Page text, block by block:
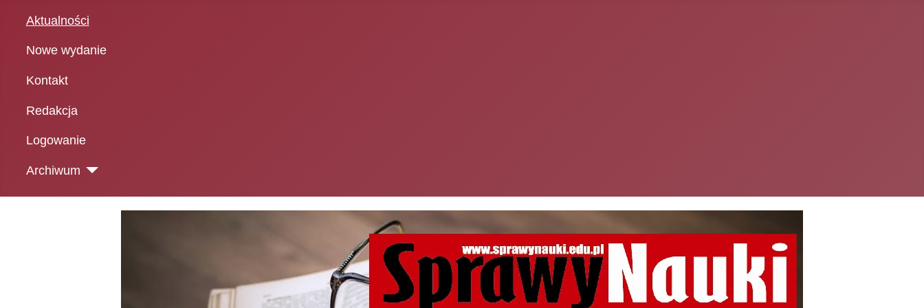
Aktualności
Nowe wydanie
Kontakt
Redakcja
Logowanie
Archiwum